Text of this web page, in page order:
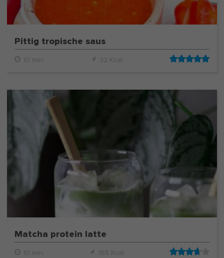
Pittig tropische saus
10 min. 32 Kcal.
Matcha protein latte
10 min. 165 Kcal.